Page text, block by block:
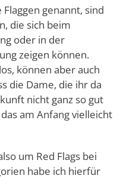
Flaggen genannt, sind
die sich beim
oder in der
zeigen können.
können aber auch
die Dame, die ihr da
nicht ganz so gut
am Anfang vielleicht
um Red Flags bei
habe ich hierfür